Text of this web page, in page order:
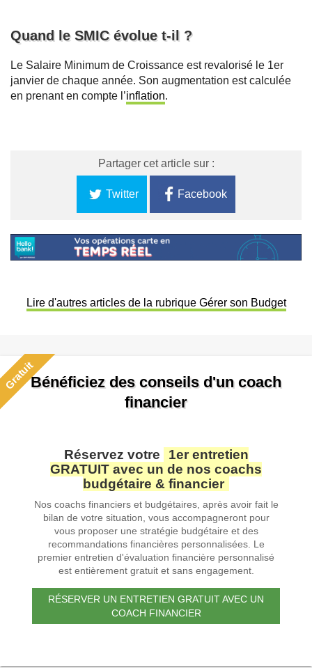
Quand le SMIC évolue t-il ?
Le Salaire Minimum de Croissance est revalorisé le 1er
janvier de chaque année. Son augmentation est calculée
en prenant en compte l’inflation.
Partager cet article sur :
Twitter Facebook
Lire d'autres articles de la rubrique Gérer son Budget
GratuitBénéficiez des conseils d'un coach
financier
Réservez votre
1er entretien
GRATUIT avec un de nos coachs
budgétaire & financier
Nos coachs financiers et budgétaires, après avoir fait le
bilan de votre situation, vous accompagneront pour
vous proposer une stratégie budgétaire et des
recommandations financières personnalisées. Le
premier entretien d'évaluation financière personnalisé
est entièrement gratuit et sans engagement.
RÉSERVER UN ENTRETIEN GRATUIT AVEC UN
COACH FINANCIER